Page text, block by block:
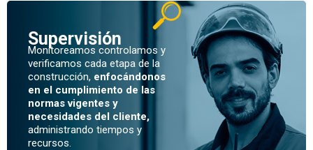
Supervisión
Monitoreamos controlamos y
verificamos cada etapa de la
construcción, enfocándonos
en el cumplimiento de las
normas vigentes y
necesidades del cliente,
administrando tiempos y
recursos.